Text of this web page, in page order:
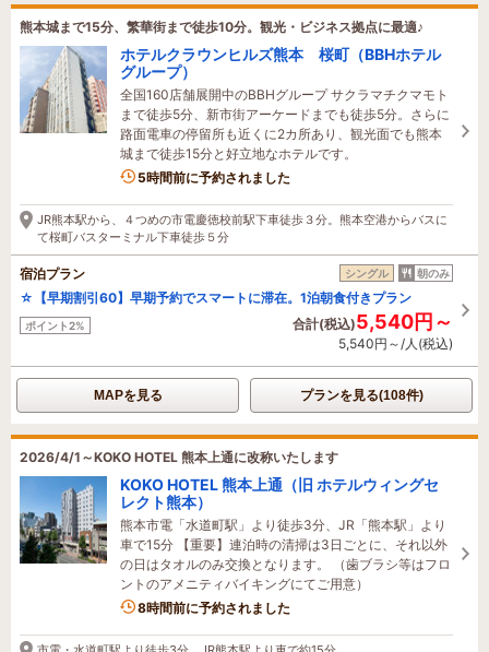
熊本城まで15分、繁華街まで徒歩10分。観光・ビジネス拠点に最適♪
ホテルクラウンヒルズ熊本 桜町（BBHホテル
グループ）
全国160店舗展開中のBBHグループ サクラマチクマモト
まで徒歩5分、新市街アーケードまでも徒歩5分。さらに
路面電車の停留所も近くに2カ所あり、観光面でも熊本
城まで徒歩15分と好立地なホテルです。
5時間前に予約されました
JR熊本駅から、４つめの市電慶徳校前駅下車徒歩３分。熊本空港からバスに
て桜町バスターミナル下車徒歩５分
宿泊プラン シングル 朝のみ
☆【早期割引60】早期予約でスマートに滞在。1泊朝食付きプラン
ポイント2% 合計(税込)5,540円～
5,540円～/人(税込)
MAPを見る プランを見る(108件)
2026/4/1～KOKO HOTEL 熊本上通に改称いたします
KOKO HOTEL 熊本上通（旧 ホテルウィングセ
レクト熊本）
熊本市電「水道町駅」より徒歩3分、JR「熊本駅」より
車で15分 【重要】連泊時の清掃は3日ごとに、それ以外
の日はタオルのみ交換となります。 （歯ブラシ等はフロ
ントのアメニティバイキングにてご用意）
8時間前に予約されました